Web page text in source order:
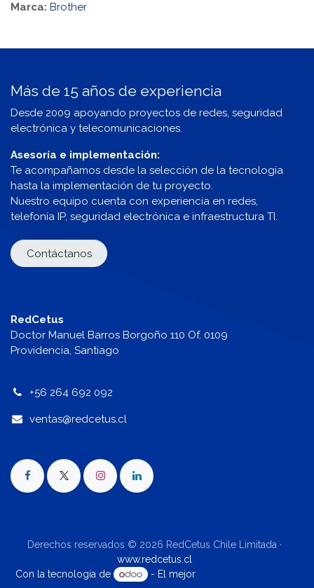
Marca: Brother
Más de 15 años de experiencia
Desde 2009 apoyando proyectos de redes, seguridad
electrónica y telecomunicaciones.
Asesoría e implementación:
Te acompañamos desde la selección de la tecnología
hasta la implementación de tu proyecto.
Nuestro equipo cuenta con experiencia en redes,
telefonía IP, seguridad electrónica e infraestructura TI.
Contáctanos
RedCetus
Doctor Manuel Barros Borgoño 110 Of. 0109
Providencia, Santiago
+56 264 692 092
ventas@redcetus.cl
Derechos reservados © 2026 RedCetus Chile Limitada ·
www.redcetus.cl
Con la tecnología de
- El mejor